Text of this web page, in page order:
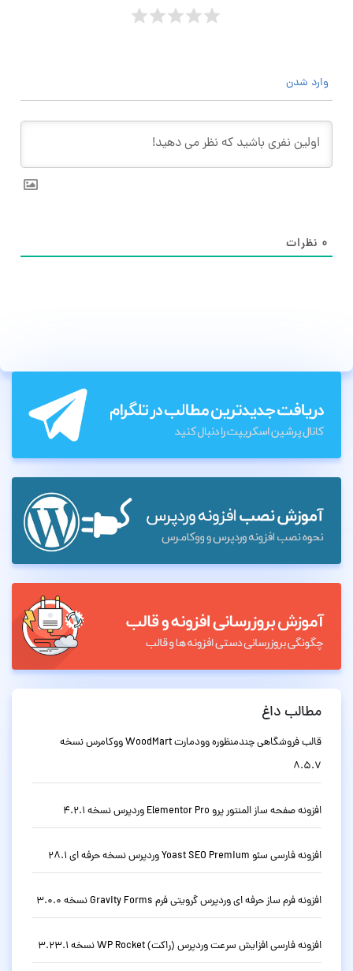
وارد شدن
۰ نظرات
مطالب داغ
قالب فروشگاهی چندمنظوره وودمارت WoodMart ووکامرس نسخه
8.5.7
افزونه صفحه ساز المنتور پرو Elementor Pro وردپرس نسخه 4.2.1
افزونه فارسی سئو Yoast SEO Premium وردپرس نسخه حرفه ای 28.1
افزونه فرم ساز حرفه ای وردپرس گرویتی فرم Gravity Forms نسخه 3.0.0
افزونه فارسی افزایش سرعت وردپرس (راکت) WP Rocket نسخه 3.23.1